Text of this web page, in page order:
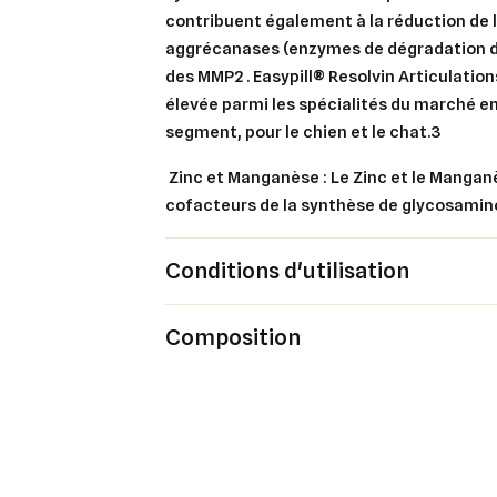
contribuent également à la réduction de
aggrécanases (enzymes de dégradation
des MMP2 . Easypill® Resolvin
élevée parmi les spécialités du marché
segment, pour le chien et le chat.3
Zinc et Manganèse : Le Zinc et le
cofacteurs de la synthèse de
Conditions d'utilisation
Composition
add_circle_outline